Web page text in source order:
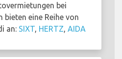
bei
bieten eine Reihe von
an: SIXT HERTZ AIDA